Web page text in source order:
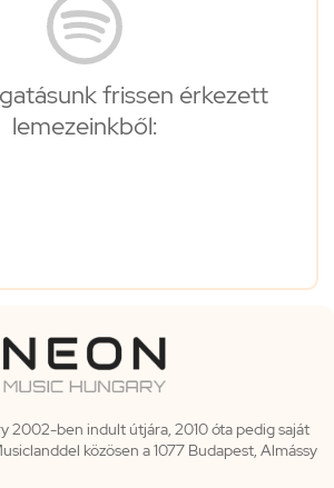
frissen érkezett
lemezeinkből:
2002-ben indult útjára, 2010 óta pedig saját
közösen a 1077 Budapest, Almássy